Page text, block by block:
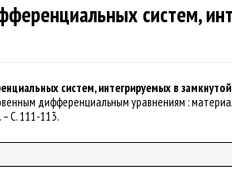
систем,
систем, интегрируемых в
дифференциальным уравнениям :
С. 111-113.